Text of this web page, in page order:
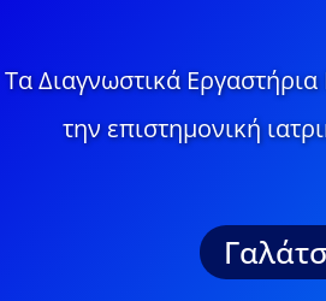
Τα Διαγνωστικά
την επιστημονική